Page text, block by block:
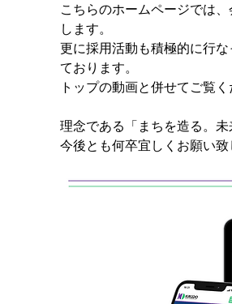
こちらのホームページでは
します。
更に採用活動も積極的に行
ております。
トップの動画と併せてご覧く
理念である「まちを造る。
今後とも何卒宜しくお願い致